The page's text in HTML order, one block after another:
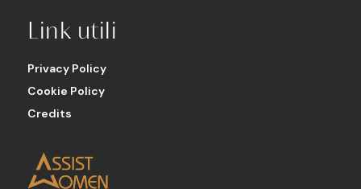
Link utili
Privacy Policy
Cookie Policy
Credits